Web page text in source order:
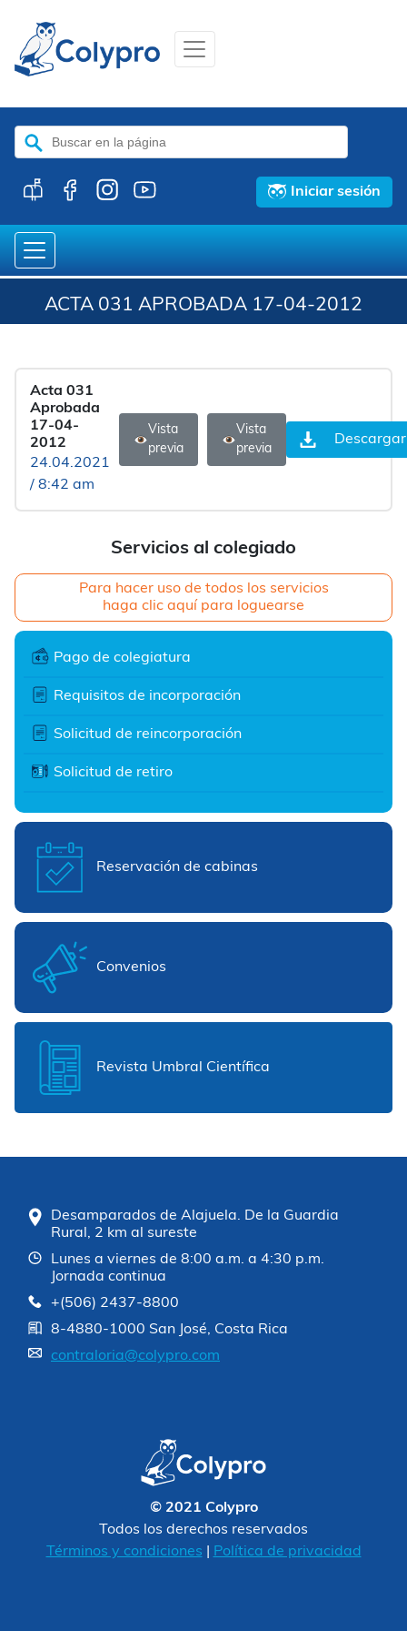
Buscar:
Iniciar sesión
ACTA 031 APROBADA 17-04-2012
Servicios al colegiado
Para hacer uso de todos los servicios
haga clic aquí para loguearse
Pago de colegiatura
Requisitos de incorporación
Solicitud de reincorporación
Solicitud de retiro
Reservación de cabinas
Convenios
Revista Umbral Científica
Acta 031
Aprobada
17-04-
2012
24.04.2021
/ 8:42 am
Vista
previa
Vista
previa
Descargar
Desamparados de Alajuela. De la Guardia
Rural, 2 km al sureste
Lunes a viernes de 8:00 a.m. a 4:30 p.m.
Jornada continua
+(506) 2437-8800
8-4880-1000 San José, Costa Rica
contraloria@colypro.com
© 2021 Colypro
Todos los derechos reservados
Términos y condiciones
Política de privacidad